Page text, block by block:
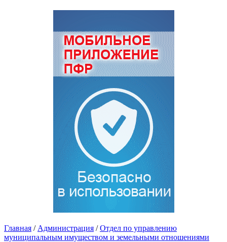
Главная / Администрация / Отдел по управлению
муниципальным имуществом и земельными отношениями